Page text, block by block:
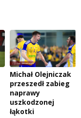
Michał Olejniczak
przeszedł zabieg
naprawy
uszkodzonej
łąkotki